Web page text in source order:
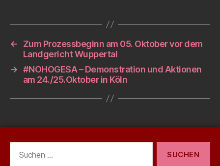
←
Zum Prozessbeginn am 05. Oktober vor dem
Landgericht Wuppertal
→ #NOHOGESA – Demonstration und Aktionen
am 24./25.Oktober in Köln
nach: